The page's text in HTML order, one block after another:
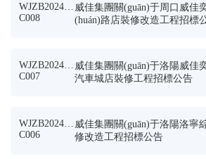
WJZB2024G
C008
威佳集團關(guān)于周口威佳
(huán)路店裝修改造工程招標
WJZB2024G
C007
威佳集團關(guān)于洛陽威佳
汽車城店裝修工程招標公告
WJZB2024G
C006
威佳集團關(guān)于洛陽洛寧
修改造工程招標公告